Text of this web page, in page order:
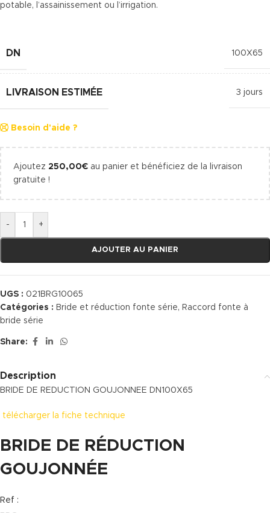
potable, l’assainissement ou l’irrigation.
DN 100X65
LIVRAISON ESTIMÉE 3 jours
Besoin d'aide ?
Ajoutez 250,00€ au panier et bénéficiez de la livraison
gratuite !
- +
AJOUTER AU PANIER
UGS : 021BRG10065
Catégories : Bride et réduction fonte série, Raccord fonte à
bride série
Share:
Description
BRIDE DE REDUCTION GOUJONNEE DN100X65
télécharger la fiche technique
BRIDE DE RÉDUCTION
GOUJONNÉE
Ref :